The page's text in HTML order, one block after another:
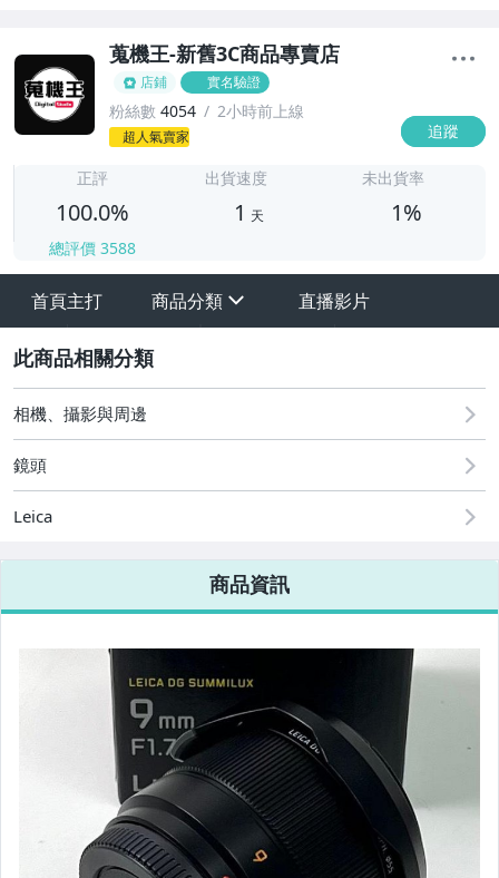
蒐機王-新舊3C商品專賣店
店鋪 實名驗證
粉絲數 4054 2小時前上線
超人氣賣家 追蹤
正評
100.0%
總評價 3588
出貨速度
1 天
未出貨率
1%
首頁主打 商品分類
【手機】Samsung
【手機】Huawei
【手機】Oppo
【手機】HTC
【手機】Xiaomi
【手機】Vivo
直播影片
相機、攝影與周邊
鏡頭
Leica
商品資訊